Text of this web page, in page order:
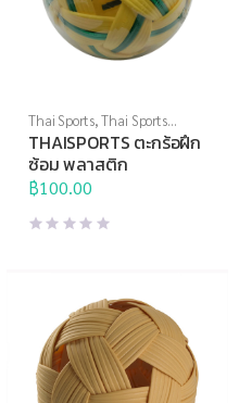
Thai Sports,Thai Sports
Brand,กีฬาประเภททีม,ตะกร้อ
บอลอื่นๆ
THAISPORTS ตะกร้อฝึก
ซ้อม พลาสติก
฿100.00